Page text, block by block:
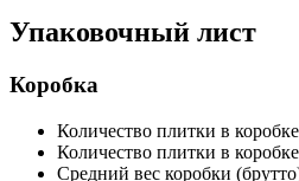
Упаковочный лист
Коробка
Количество плитки в
Количество плитки в
Средний вес коробки